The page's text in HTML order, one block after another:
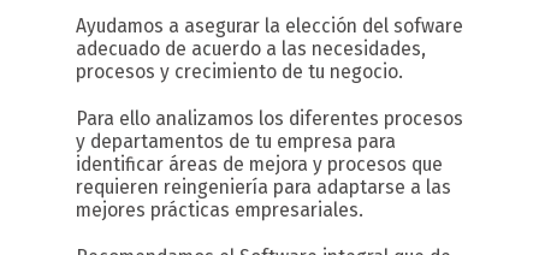
Ayudamos a asegurar la elección del sofware
adecuado de acuerdo a las necesidades,
procesos y crecimiento de tu negocio.
Para ello analizamos los diferentes procesos
y departamentos de tu empresa para
identificar áreas de mejora y procesos que
requieren reingeniería para adaptarse a las
mejores prácticas empresariales.